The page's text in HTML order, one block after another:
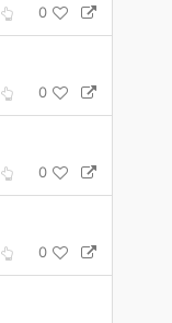
0
0
0
0